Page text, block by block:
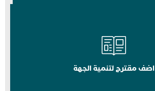
اضف مقترح لتنمية الجهة